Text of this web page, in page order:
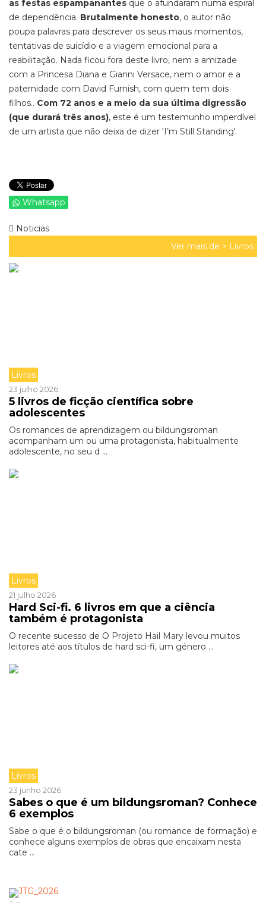
as festas espampanantes que o afundaram numa espiral
de dependência. Brutalmente honesto, o autor não
poupa palavras para descrever os seus maus momentos,
tentativas de suicídio e a viagem emocional para a
reabilitação. Nada ficou fora deste livro, nem a amizade
com a Princesa Diana e Gianni Versace, nem o amor e a
paternidade com David Furnish, com quem tem dois
filhos.. Com 72 anos e a meio da sua última digressão
(que durará três anos), este é um testemunho imperdível
de um artista que não deixa de dizer 'I’m Still Standing'.
Whatsapp
Noticias
Ver mais de > Livros
Livros
23 julho 2026
5 livros de ficção científica sobre
adolescentes
Os romances de aprendizagem ou bildungsroman
acompanham um ou uma protagonista, habitualmente
adolescente, no seu d ...
Livros
21 julho 2026
Hard Sci-fi. 6 livros em que a ciência
também é protagonista
O recente sucesso de O Projeto Hail Mary levou muitos
leitores até aos títulos de hard sci-fi, um género ...
Livros
23 junho 2026
Sabes o que é um bildungsroman? Conhece
6 exemplos
Sabe o que é o bildungsroman (ou romance de formação) e
conhece alguns exemplos de obras que encaixam nesta
cate ...